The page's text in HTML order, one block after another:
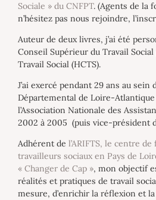
Sociale » du CNFPT. (Agents de la
n’hésitez pas nous rejoindre,
Auteur de deux livres, j’ai été
Conseil Supérieur du Travail
Travail Social (HCTS).
J’ai exercé pendant 29 ans au sein
Départemental de Loire-
l’Association Nationale des
2002 à 2005 (puis vice-président
Adhérent de l’ARIFTS, le centre
travailleurs sociaux en Pays de
« Changer de Cap », mon objectif
réalités et pratiques de travail
mesure, d’enrichir la réflexion et